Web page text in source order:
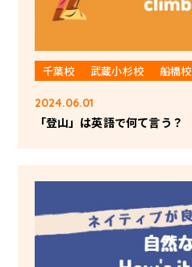
千葉校 武蔵小杉校 船橋校
2024.06.01
「登山」は英語で何て言う？